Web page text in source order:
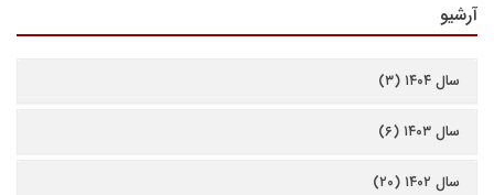
آرشیو
سال ۱۴۰۴ (۳)
سال ۱۴۰۳ (۶)
سال ۱۴۰۲ (۲۰)